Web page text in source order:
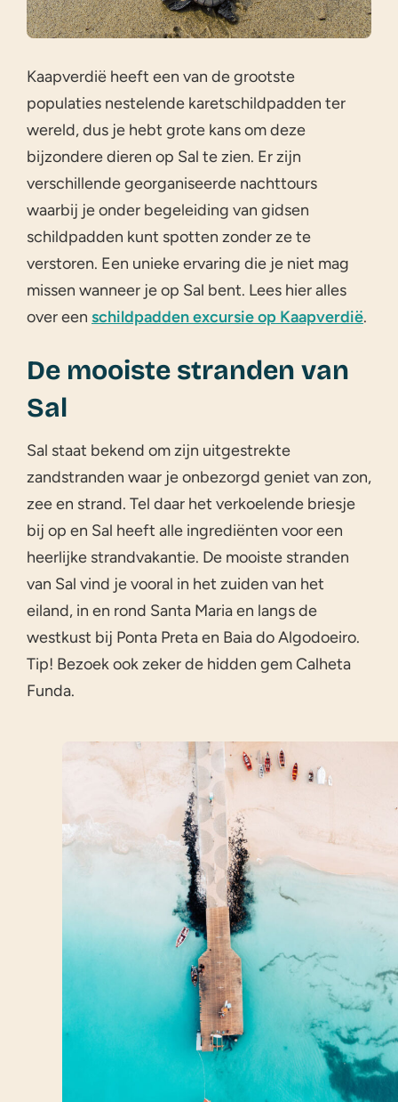
Kaapverdië heeft een van de grootste
populaties nestelende karetschildpadden ter
wereld, dus je hebt grote kans om deze
bijzondere dieren op Sal te zien. Er zijn
verschillende georganiseerde nachttours
waarbij je onder begeleiding van gidsen
schildpadden kunt spotten zonder ze te
verstoren. Een unieke ervaring die je niet mag
missen wanneer je op Sal bent. Lees hier alles
over een schildpadden excursie op Kaapverdië.
De mooiste stranden van
Sal
Sal staat bekend om zijn uitgestrekte
zandstranden waar je onbezorgd geniet van zon,
zee en strand. Tel daar het verkoelende briesje
bij op en Sal heeft alle ingrediënten voor een
heerlijke strandvakantie. De mooiste stranden
van Sal vind je vooral in het zuiden van het
eiland, in en rond Santa Maria en langs de
westkust bij Ponta Preta en Baia do Algodoeiro.
Tip! Bezoek ook zeker de hidden gem Calheta
Funda.